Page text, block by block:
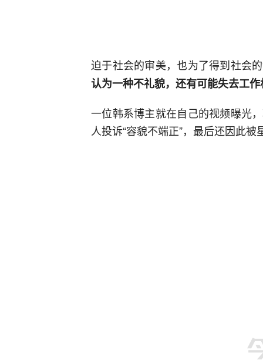
迫于社会的审美，也为了得到社会
认为一种不礼貌，还有可能失去工作
一位韩系博主就在自己的视频曝光
人投诉“容貌不端正”，最后还因此被